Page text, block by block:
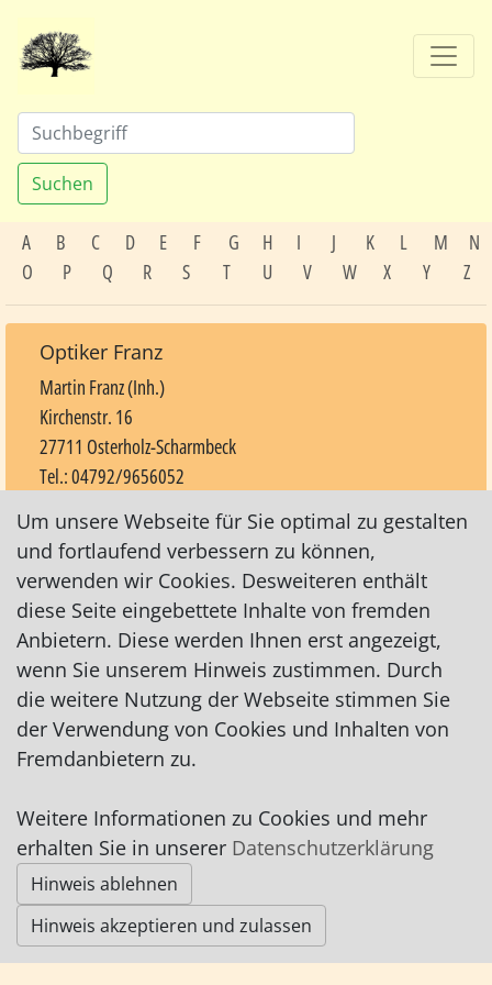
Suchen
A B C D E F G H I J K L M
N
O
P Q R S T U V W X Y Z
Optiker Franz
Martin Franz (Inh.)
Kirchenstr. 16
27711 Osterholz-Scharmbeck
Tel.: 04792/9656052
http://www.optiker-franz.de
auf Facebook
auf Instagram
© Worpswede24 2015-2026
Um unsere Webseite für Sie optimal zu gestalten
und fortlaufend verbessern zu können,
verwenden wir Cookies. Desweiteren enthält
diese Seite eingebettete Inhalte von fremden
Anbietern. Diese werden Ihnen erst angezeigt,
wenn Sie unserem Hinweis zustimmen. Durch
die weitere Nutzung der Webseite stimmen Sie
der Verwendung von Cookies und Inhalten von
Fremdanbietern zu.
Weitere Informationen zu Cookies und mehr
erhalten Sie in unserer Datenschutzerklärung
Hinweis ablehnen
Hinweis akzeptieren und zulassen